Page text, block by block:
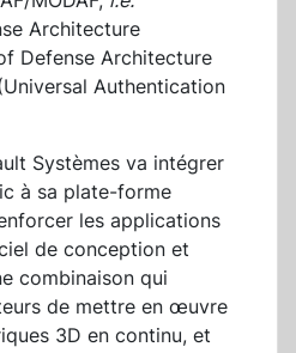
Architecture
Defense Architecture
Authentication
Systèmes va intégrer
à sa plate-forme
les applications
de conception et
combinaison qui
de mettre en œuvre
3D en continu, et